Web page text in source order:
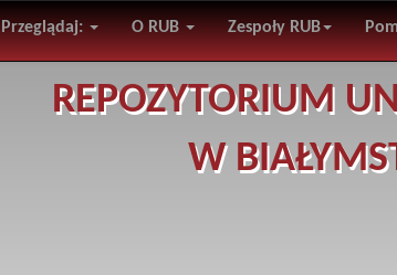
Przeglądaj: O RUB Zespoły RUB
REPOZYTORIUM
W